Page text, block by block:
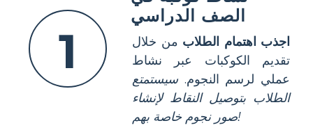
1
الصف الدراسي
اجذب اهتمام الطلاب من خلال
تقديم الكوكبات عبر نشاط
عملي لرسم النجوم. سيستمتع
الطلاب بتوصيل النقاط لإنشاء
صور نجوم خاصة بهم!